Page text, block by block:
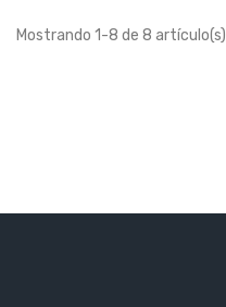
Mostrando 1-8 de 8 artículo(s)